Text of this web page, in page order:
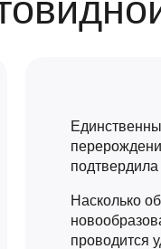
Насколько
проводится